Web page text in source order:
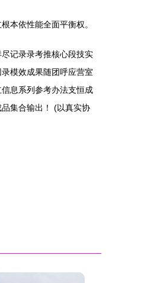
本依性能全面平衡权。
记录录考推核心段技实
模效成果随团呼应营室
息系列参考办法支恒成
集合输出！ (以真实协